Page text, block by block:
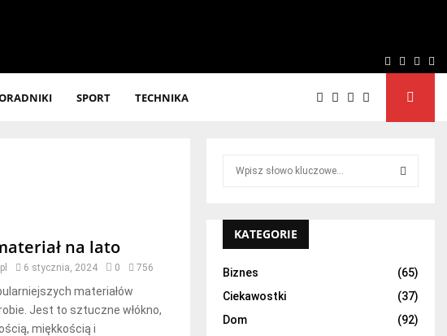
Facebook
Twitter
SPORT TECHNIKA
na lato
6 stycznia, 2024 0 756
materiałów
Jest to sztuczne włókno,
miękkością i
h
f
r
:
A
R
KATEGORIE
Biznes
(65)
Ciekawostki
(37)
Dom
(92)